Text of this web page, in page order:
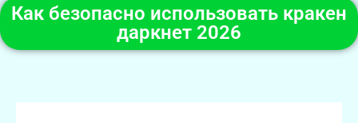
Как безопасно использовать кракен
даркнет 2026